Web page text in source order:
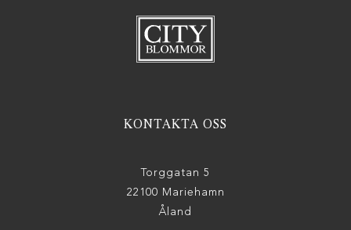
KONTAKTA OSS
Torggatan 5
22100 Mariehamn
Åland